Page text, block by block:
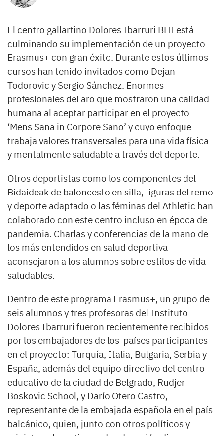
El centro gallartino Dolores Ibarruri BHI está
culminando su implementación de un proyecto
Erasmus+ con gran éxito. Durante estos últimos
cursos han tenido invitados como Dejan
Todorovic y Sergio Sánchez. Enormes
profesionales del aro que mostraron una calidad
humana al aceptar participar en el proyecto
‘Mens Sana in Corpore Sano’ y cuyo enfoque
trabaja valores transversales para una vida física
y mentalmente saludable a través del deporte.
Otros deportistas como los componentes del
Bidaideak de baloncesto en silla, figuras del remo
y deporte adaptado o las féminas del Athletic han
colaborado con este centro incluso en época de
pandemia. Charlas y conferencias de la mano de
los más entendidos en salud deportiva
aconsejaron a los alumnos sobre estilos de vida
saludables.
Dentro de este programa Erasmus+, un grupo de
seis alumnos y tres profesoras del Instituto
Dolores Ibarruri fueron recientemente recibidos
por los embajadores de los países participantes
en el proyecto: Turquía, Italia, Bulgaria, Serbia y
España, además del equipo directivo del centro
educativo de la ciudad de Belgrado, Rudjer
Boskovic School, y Darío Otero Castro,
representante de la embajada española en el país
balcánico, quien, junto con otros políticos y